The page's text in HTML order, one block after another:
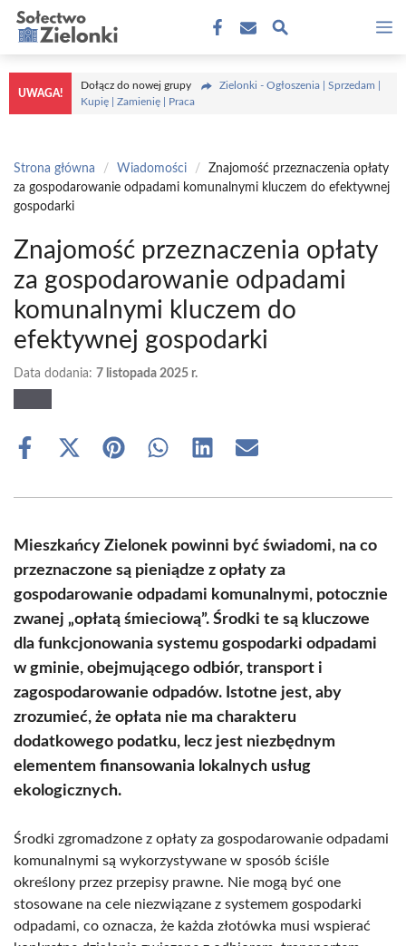
Przejdź
treści
UWAGA!
Dołącz do nowej grupy
Zielonki - Ogłoszenia | Sprzedam |
Kupię | Zamienię | Praca
Strona główna / Wiadomości /
Znajomość przeznaczenia opłaty
za gospodarowanie odpadami komunalnymi kluczem do efektywnej
gospodarki
Znajomość przeznaczenia opłaty
za gospodarowanie odpadami
komunalnymi kluczem do
efektywnej gospodarki
Data dodania: 7 listopada 2025 r.
Share
Share
(Twitter)
Share Share Share Share
Mieszkańcy Zielonek powinni być świadomi, na co
przeznaczone są pieniądze z opłaty za
gospodarowanie odpadami komunalnymi, potocznie
zwanej „opłatą śmieciową”. Środki te są kluczowe
dla funkcjonowania systemu gospodarki odpadami
w gminie, obejmującego odbiór, transport i
zagospodarowanie odpadów. Istotne jest, aby
zrozumieć, że opłata nie ma charakteru
dodatkowego podatku, lecz jest niezbędnym
elementem finansowania lokalnych usług
ekologicznych.
Środki zgromadzone z opłaty za gospodarowanie odpadami
komunalnymi są wykorzystywane w sposób ściśle
określony przez przepisy prawne. Nie mogą być one
stosowane na cele niezwiązane z systemem gospodarki
odpadami, co oznacza, że każda złotówka musi wspierać